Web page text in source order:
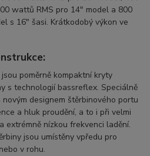
wattů RMS pro 14" model a 800
s 16" šasi. Krátkodobý výkon ve
poměrně kompaktní kryty
s technologií bassreflex. Speciálně
designem štěrbinového portu
a hluk proudění, a to i při velmi
extrémně nízkou frekvenci ladění.
jsou umístěny vpředu pro
v rohu.